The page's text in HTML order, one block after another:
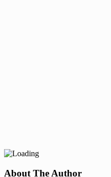
About The Author